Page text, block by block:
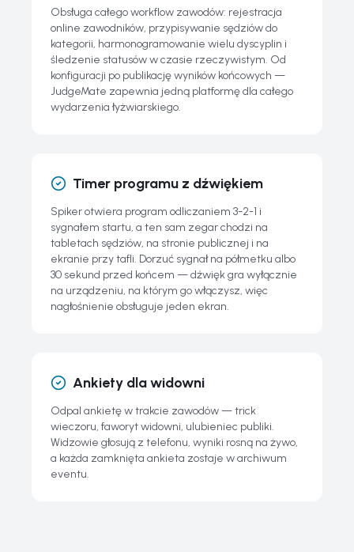
Obsługa całego workflow zawodów: rejestracja
online zawodników, przypisywanie sędziów do
kategorii, harmonogramowanie wielu dyscyplin i
śledzenie statusów w czasie rzeczywistym. Od
konfiguracji po publikację wyników końcowych —
JudgeMate zapewnia jedną platformę dla całego
wydarzenia łyżwiarskiego.
Timer programu z dźwiękiem
Spiker otwiera program odliczaniem 3-2-1 i
sygnałem startu, a ten sam zegar chodzi na
tabletach sędziów, na stronie publicznej i na
ekranie przy tafli. Dorzuć sygnał na półmetku albo
30 sekund przed końcem — dźwięk gra wyłącznie
na urządzeniu, na którym go włączysz, więc
nagłośnienie obsługuje jeden ekran.
Ankiety dla widowni
Odpal ankietę w trakcie zawodów — trick
wieczoru, faworyt widowni, ulubieniec publiki.
Widzowie głosują z telefonu, wyniki rosną na żywo,
a każda zamknięta ankieta zostaje w archiwum
eventu.